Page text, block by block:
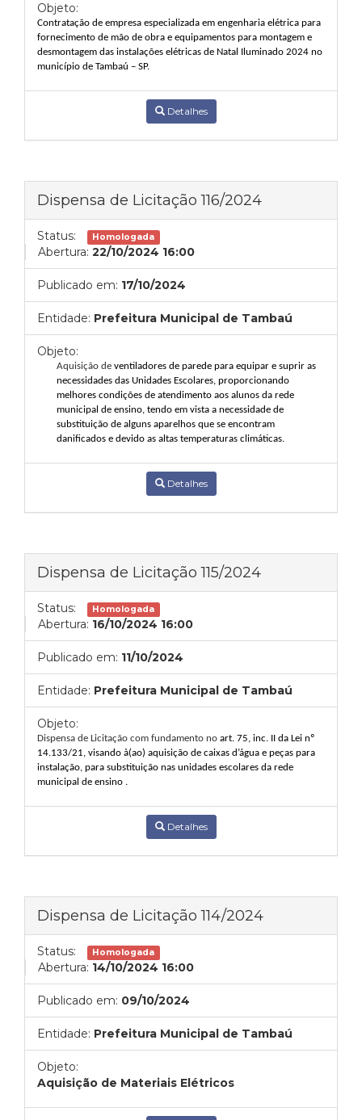
Objeto:
Contratação de empresa especializada em engenharia elétrica para
fornecimento de mão de obra e equipamentos para montagem e
desmontagem das instalações elétricas de Natal Iluminado 2024 no
município de Tambaú – SP.
Detalhes
Dispensa de Licitação 116/2024
Status: Homologada
Abertura: 22/10/2024 16:00
Publicado em: 17/10/2024
Entidade: Prefeitura Municipal de Tambaú
Objeto:
Aquisição deventiladores de parede para equipar e suprir as
necessidades das Unidades Escolares, proporcionando
melhores condições de atendimento aos alunos da rede
municipal de ensino, tendo em vista a necessidade de
substituição de alguns aparelhos que se encontram
danificados e devido as altas temperaturas climáticas.
Detalhes
Dispensa de Licitação 115/2024
Status: Homologada
Abertura: 16/10/2024 16:00
Publicado em: 11/10/2024
Entidade: Prefeitura Municipal de Tambaú
Objeto:
Dispensa de Licitação com fundamento no art. 75, inc. II da Lei nº
14.133/21, visando à(ao) aquisição de caixas d’água e peças para
instalação, para substituição nas unidades escolares da rede
municipal de ensino .
Detalhes
Dispensa de Licitação 114/2024
Status: Homologada
Abertura: 14/10/2024 16:00
Publicado em: 09/10/2024
Entidade: Prefeitura Municipal de Tambaú
Objeto:
Aquisição de Materiais Elétricos